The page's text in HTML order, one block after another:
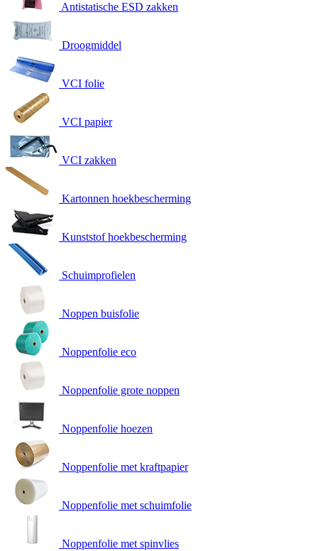
Antistatische ESD zakken
Droogmiddel
VCI folie
VCI papier
VCI zakken
Kartonnen hoekbescherming
Kunststof hoekbescherming
Schuimprofielen
Noppen buisfolie
Noppenfolie eco
Noppenfolie grote noppen
Noppenfolie hoezen
Noppenfolie met kraftpapier
Noppenfolie met schuimfolie
Noppenfolie met spinvlies